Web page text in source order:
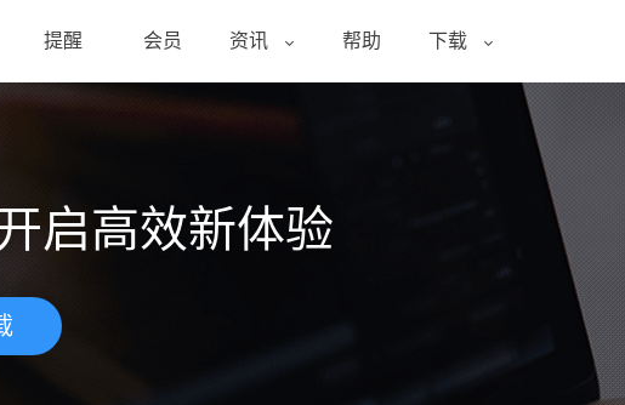
提醒 会员 资讯 帮助 下载
启高效新体验